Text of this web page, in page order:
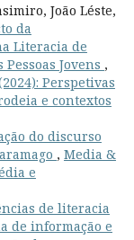
João Léste,
da
Literacia de
Jovens ,
Perspetivas
e contextos
do discurso
, Media &
e
de literacia
de informação e